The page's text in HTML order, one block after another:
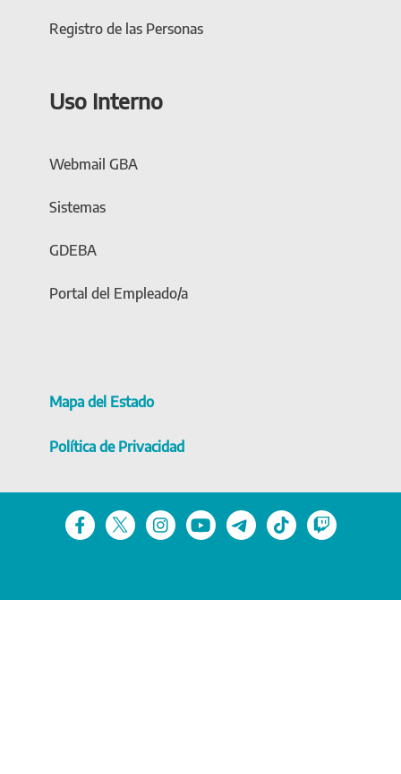
Registro de las Personas
Uso Interno
Webmail GBA
Sistemas
GDEBA
Portal del Empleado/a
Mapa del Estado
Política de Privacidad